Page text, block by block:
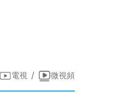
電視 / 微視頻